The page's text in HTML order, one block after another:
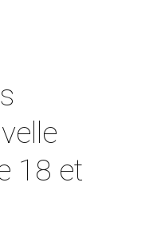
18 et